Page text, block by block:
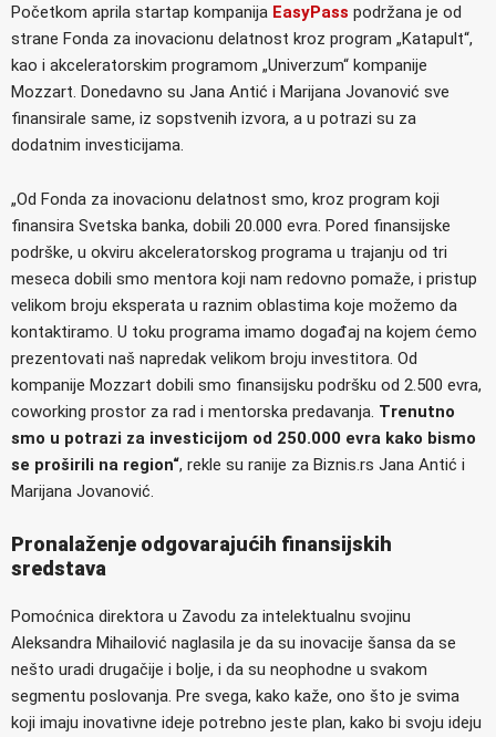
Početkom aprila startap kompanija EasyPass podržana je od
strane Fonda za inovacionu delatnost kroz program „Katapult“,
kao i akceleratorskim programom „Univerzum“ kompanije
Mozzart. Donedavno su Jana Antić i Marijana Jovanović sve
finansirale same, iz sopstvenih izvora, a u potrazi su za
dodatnim investicijama.
„Od Fonda za inovacionu delatnost smo, kroz program koji
finansira Svetska banka, dobili 20.000 evra. Pored finansijske
podrške, u okviru akceleratorskog programa u trajanju od tri
meseca dobili smo mentora koji nam redovno pomaže, i pristup
velikom broju eksperata u raznim oblastima koje možemo da
kontaktiramo. U toku programa imamo događaj na kojem ćemo
prezentovati naš napredak velikom broju investitora. Od
kompanije Mozzart dobili smo finansijsku podršku od 2.500 evra,
coworking prostor za rad i mentorska predavanja. Trenutno
smo u potrazi za investicijom od 250.000 evra kako bismo
se proširili na region“, rekle su ranije za Biznis.rs Jana Antić i
Marijana Jovanović.
Pronalaženje odgovarajućih finansijskih
sredstava
Pomoćnica direktora u Zavodu za intelektualnu svojinu
Aleksandra Mihailović naglasila je da su inovacije šansa da se
nešto uradi drugačije i bolje, i da su neophodne u svakom
segmentu poslovanja. Pre svega, kako kaže, ono što je svima
koji imaju inovativne ideje potrebno jeste plan, kako bi svoju ideju